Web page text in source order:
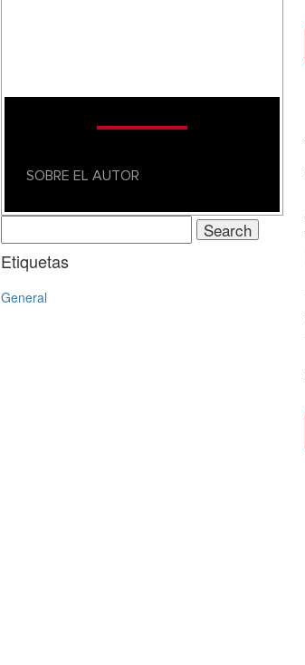
SOBRE EL AUTOR
Search
for:
Etiquetas
General